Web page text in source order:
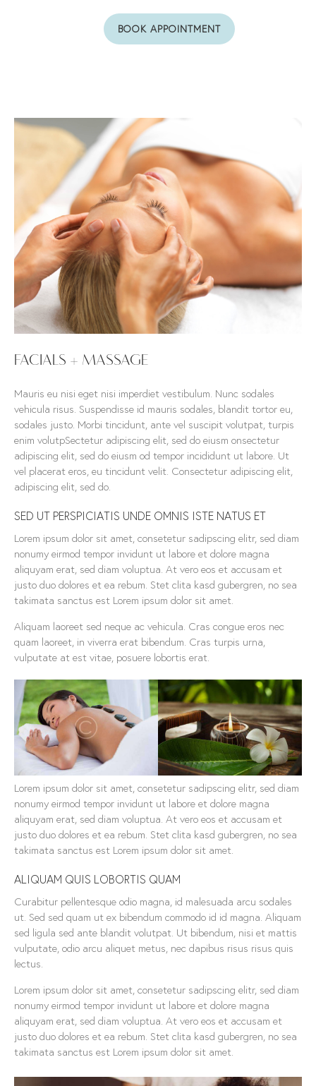
BOOK APPOINTMENT
FACIALS + MASSAGE
Mauris eu nisi eget nisi imperdiet vestibulum. Nunc sodales
vehicula risus. Suspendisse id mauris sodales, blandit tortor eu,
sodales justo. Morbi tincidunt, ante vel suscipit volutpat, turpis
enim volutpSectetur adipiscing elit, sed do eiusm onsectetur
adipiscing elit, sed do eiusm od tempor incididunt ut labore. Ut
vel placerat eros, eu tincidunt velit. Consectetur adipiscing elit,
adipiscing elit, sed do.
SED UT PERSPICIATIS UNDE OMNIS ISTE NATUS ET
Lorem ipsum dolor sit amet, consetetur sadipscing elitr, sed diam
nonumy eirmod tempor invidunt ut labore et dolore magna
aliquyam erat, sed diam voluptua. At vero eos et accusam et
justo duo dolores et ea rebum. Stet clita kasd gubergren, no sea
takimata sanctus est Lorem ipsum dolor sit amet.
Aliquam laoreet sed neque ac vehicula. Cras congue eros nec
quam laoreet, in viverra erat bibendum. Cras turpis urna,
vulputate at est vitae, posuere lobortis erat.
Lorem ipsum dolor sit amet, consetetur sadipscing elitr, sed diam
nonumy eirmod tempor invidunt ut labore et dolore magna
aliquyam erat, sed diam voluptua. At vero eos et accusam et
justo duo dolores et ea rebum. Stet clita kasd gubergren, no sea
takimata sanctus est Lorem ipsum dolor sit amet.
ALIQUAM QUIS LOBORTIS QUAM
Curabitur pellentesque odio magna, id malesuada arcu sodales
ut. Sed sed quam ut ex bibendum commodo id id magna. Aliquam
sed ligula sed ante blandit volutpat. Ut bibendum, nisi et mattis
vulputate, odio arcu aliquet metus, nec dapibus risus risus quis
lectus.
Lorem ipsum dolor sit amet, consetetur sadipscing elitr, sed diam
nonumy eirmod tempor invidunt ut labore et dolore magna
aliquyam erat, sed diam voluptua. At vero eos et accusam et
justo duo dolores et ea rebum. Stet clita kasd gubergren, no sea
takimata sanctus est Lorem ipsum dolor sit amet.